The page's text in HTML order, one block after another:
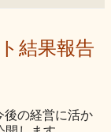
結果報告
後の経営に活か